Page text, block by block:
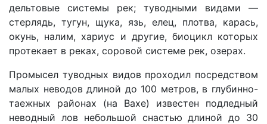
дельтовые системы рек; туводными видами —
стерлядь, тугун, щука, язь, елец, плотва, карась,
окунь, налим, хариус и другие, биоцикл которых
протекает в реках, соровой системе рек, озерах.
Промысел туводных видов проходил посредством
малых неводов длиной до 100 метров, в глубинно-
таежных районах (на Вахе) известен подледный
неводный лов небольшой снастью длиной до 30